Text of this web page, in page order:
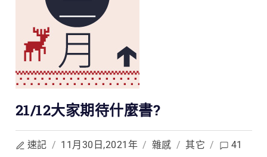
21/12大家期待什麼書?
速記 / 11月30日,2021年 / 雜感 / 其它 / 41